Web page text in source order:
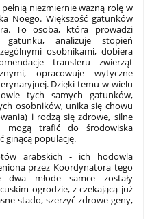
niezmiernie ważną rolę w
Noego. Większość gatunków
To osoba, która prowadzi
gatunku, analizuje stopień
osobnikami, dobiera
transferu zwierząt
opracowuje wytyczne
Dzięki temu w wielu
tych samych gatunków,
osobników, unika się chowu
i rodzą się zdrowe, silne
mogą trafić do środowiska
ginącą populację.
arabskich - ich hodowla
przez Koordynatora tego
młode samce zostały
ogrodzie, z czekającą już
stado, szerzyć zdrowe geny,